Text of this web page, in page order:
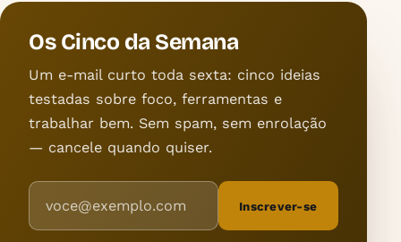
Os Cinco da Semana
Um e-mail curto toda sexta: cinco ideias
testadas sobre foco, ferramentas e
trabalhar bem. Sem spam, sem enrolação
— cancele quando quiser.
Endereço de e-mail
Inscrever-se